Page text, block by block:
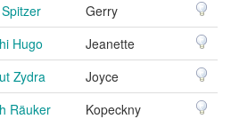
Gerry
Hugo
Jeanette
Zydra
Joyce
Räuker
Kopeckny